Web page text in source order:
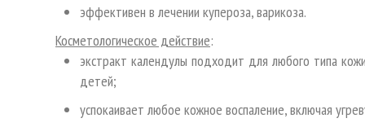
эффективен в лечении купероза, варикоза.
Косметологическое действие:
экстракт календулы подходит для любого типа
детей;
успокаивает любое кожное воспаление, включая